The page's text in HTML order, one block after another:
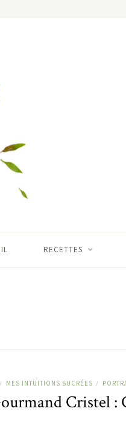
RECETTES
/ MES INTUITIONS SUCRÉES /
Cristel :